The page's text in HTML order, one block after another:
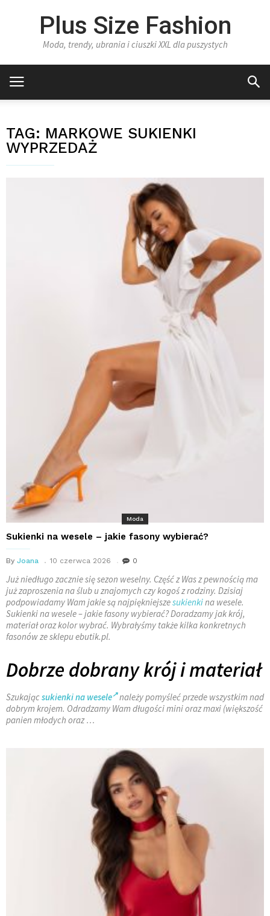
Plus Size Fashion
Moda, trendy, ubrania i ciuszki XXL dla puszystych
TAG: MARKOWE SUKIENKI
WYPRZEDAŻ
Moda
Sukienki na wesele – jakie fasony wybierać?
By Joana 10 czerwca 2026 0
Już niedługo zacznie się sezon weselny. Część z Was z pewnością ma
już zaproszenia na ślub u znajomych czy kogoś z rodziny. Dzisiaj
podpowiadamy Wam jakie są najpiękniejszesukienkina wesele.
Sukienki na wesele – jakie fasony wybierać? Doradzamy jak krój,
materiał oraz kolor wybrać. Wybrałyśmy także kilka konkretnych
fasonów ze sklepu ebutik.pl.
Dobrze dobrany krój i materiał
Szukając sukienki na wesele należy pomyśleć przede wszystkim nad
dobrym krojem. Odradzamy Wam długości mini oraz maxi (większość
panien młodych oraz …